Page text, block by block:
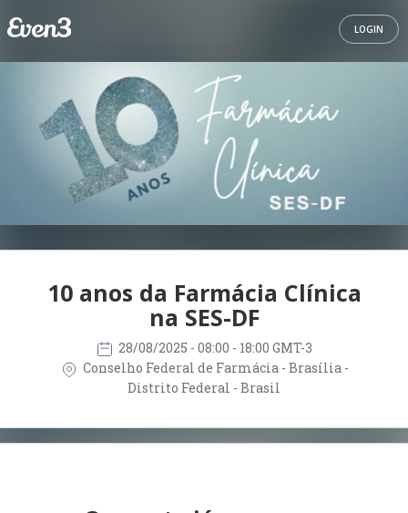
LOGIN
10 anos da Farmácia Clínica
na SES-DF
28/08/2025 - 08:00 - 18:00 GMT-3
Conselho Federal de Farmácia - Brasília -
Distrito Federal - Brasil